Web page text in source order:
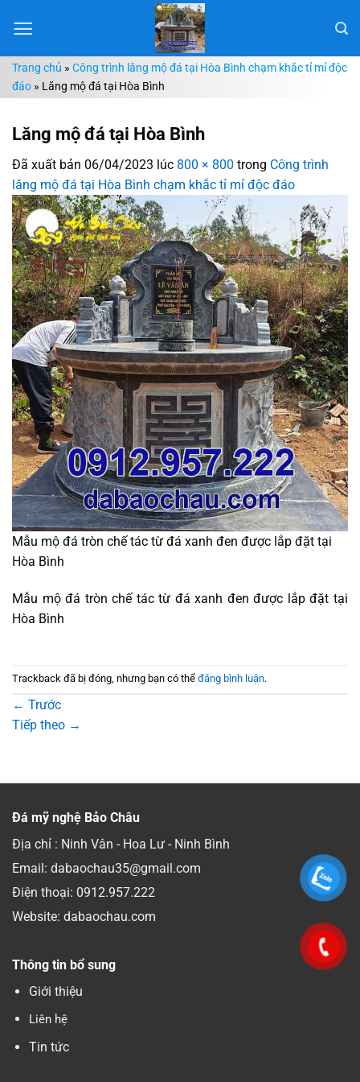
đến
dungTrang chủ » Công trình lăng mộ đá tại Hòa Bình chạm khắc tỉ mỉ độc
đáo » Lăng mộ đá tại Hòa Bình
Lăng mộ đá tại Hòa Bình
Đã xuất bản 06/04/2023 lúc 800 × 800 trong Công trình
lăng mộ đá tại Hòa Bình chạm khắc tỉ mỉ độc đáo
Mẫu mộ đá tròn chế tác từ đá xanh đen được lắp đặt tại
Hòa Bình
Mẫu mộ đá tròn chế tác từ đá xanh đen được lắp đặt tại
Hòa Bình
Trackback đã bị đóng, nhưng bạn có thể đăng bình luận.
← Trước
Tiếp theo →
Đá mỹ nghệ Bảo Châu
Địa chỉ : Ninh Vân - Hoa Lư - Ninh Bình
Email: dabaochau35@gmail.com
Điện thoại: 0912.957.222
Website: dabaochau.com
Thông tin bổ sung
Giới thiệu
Liên hệ
Tin tức